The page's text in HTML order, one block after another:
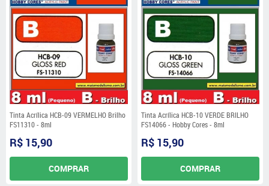
Tinta Acrílica HCB-09 VERMELHO Brilho
FS11310 - 8ml
R$ 15,90
COMPRAR
Tinta Acrílica HCB-10 VERDE BRILHO
FS14066 - Hobby Cores - 8ml
R$ 15,90
COMPRAR